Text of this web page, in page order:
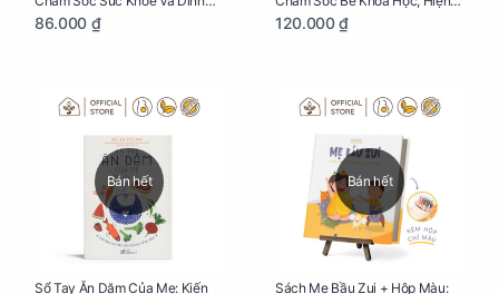
Dưỡng Cho Bé
86.000 ₫
Đại
120.000 ₫
Bán hết
Sổ Tay Ăn Dặm Của Mẹ: Kiến
Bán hết
Sách Mẹ Bầu Zui + Hộp Màu: